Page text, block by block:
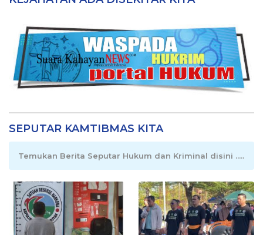
SEPUTAR KAMTIBMAS KITA
Temukan Berita Seputar Hukum dan Kriminal disini .....